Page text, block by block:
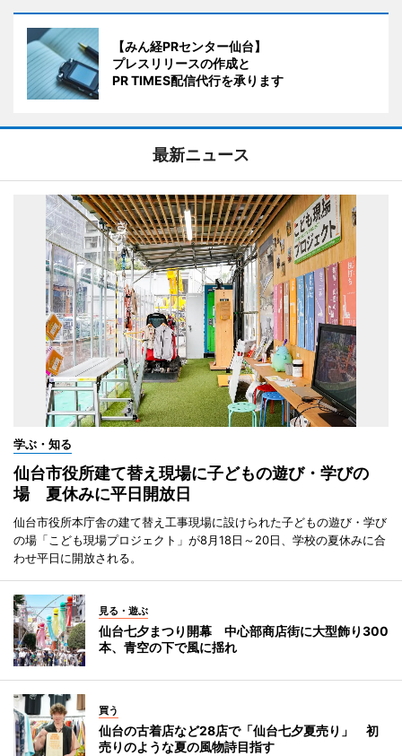
【みん経PRセンター仙台】
プレスリリースの作成と
PR TIMES配信代行を承ります
最新ニュース
学ぶ・知る
仙台市役所建て替え現場に子どもの遊び・学びの
場 夏休みに平日開放日
仙台市役所本庁舎の建て替え工事現場に設けられた子どもの遊び・学び
の場「こども現場プロジェクト」が8月18日～20日、学校の夏休みに合
わせ平日に開放される。
見る・遊ぶ
仙台七夕まつり開幕 中心部商店街に大型飾り300
本、青空の下で風に揺れ
買う
仙台の古着店など28店で「仙台七夕夏売り」 初
売りのような夏の風物詩目指す